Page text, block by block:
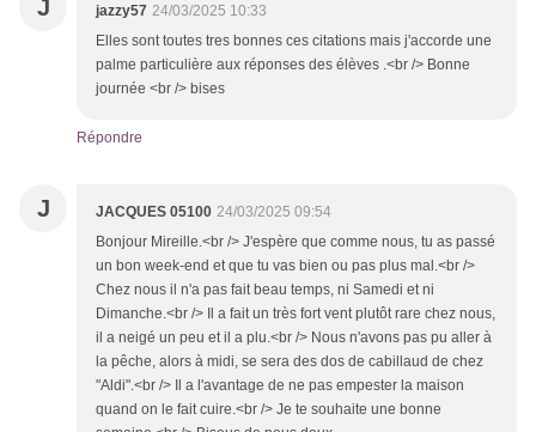
J jazzy57 24/03/2025 10:33
Elles sont toutes tres bonnes ces citations mais j'accorde une
palme particulière aux réponses des élèves .<br /> Bonne
journée <br /> bises
Répondre
J JACQUES 05100 24/03/2025 09:54
Bonjour Mireille.<br /> J'espère que comme nous, tu as passé
un bon week-end et que tu vas bien ou pas plus mal.<br />
Chez nous il n'a pas fait beau temps, ni Samedi et ni
Dimanche.<br /> Il a fait un très fort vent plutôt rare chez nous,
il a neigé un peu et il a plu.<br /> Nous n'avons pas pu aller à
la pêche, alors à midi, se sera des dos de cabillaud de chez
"Aldi".<br /> Il a l'avantage de ne pas empester la maison
quand on le fait cuire.<br /> Je te souhaite une bonne